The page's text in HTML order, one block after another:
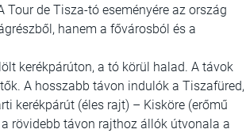
de Tisza-tó eseményére az ország
hanem a fővárosból és a
kerékpárúton, a tó körül halad. A távok
A hosszabb távon indulók a Tiszafüred,
kerékpárút (éles rajt) – Kisköre (erőmű
rövidebb távon rajthoz állók útvonala a